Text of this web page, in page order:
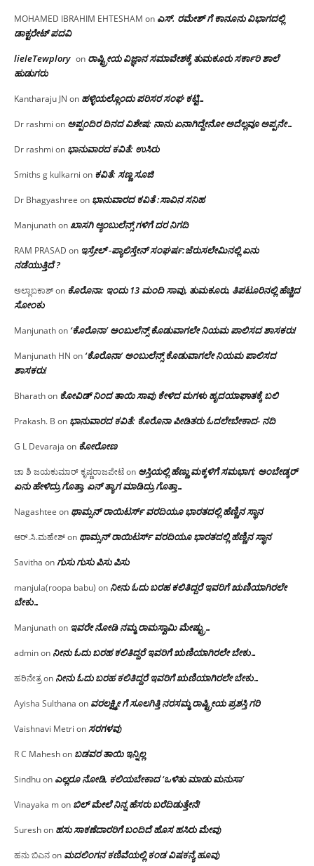
MOHAMED IBRAHIM EHTESHAM on ಎಸ್. ರಮೇಶ್ ಗೆ ಕಾನೂನು ವಿಭಾಗದಲ್ಲಿ
ಡಾಕ್ಟರೇಟ್ ಪದವಿ
lieleTewplory on ರಾಷ್ಟ್ರೀಯ ವಿಜ್ಞಾನ ಸಮಾವೇಶಕ್ಕೆ‌ ತುಮಕೂರು ಸರ್ಕಾರಿ ಶಾಲೆ
ಹುಡುಗರು
Kantharaju JN on ಹಳ್ಳಿಯಲ್ಲೊಂದು ಪರಿಸರ ಸಂಘ ಕಟ್ಟಿ…
Dr rashmi on ಅಪ್ಪಂದಿರ ದಿನದ ವಿಶೇಷ: ನಾನು ಏನಾಗಿದ್ದೇನೋ‌ ಅದೆಲ್ಲವೂ ಅಪ್ಪನೇ…
Dr rashmi on ಭಾನುವಾರದ ಕವಿತೆ: ಉಸಿರು
Smiths g kulkarni on ಕವಿತೆ: ಸಣ್ಣ ಸೂಜಿ
Dr Bhagyashree on ಭಾನುವಾರದ ಕವಿತೆ :ಸಾವಿನ ಸನಿಹ
Manjunathonಖಾಸಗಿ ಆ್ಯಂಬುಲೆನ್ಸ್ ಗಳಿಗೆ ದರ ನಿಗದಿ
RAM PRASAD on ಇಸ್ರೇಲ್ -ಪ್ಯಾಲಿಸ್ತೇನ್ ಸಂಘರ್ಷ:ಜೆರುಸಲೇಮಿನಲ್ಲಿ ಏನು
ನಡೆಯುತ್ತಿದೆ ?
ಅಲ್ಲಾಬಕಾಶ್on ಕೊರೊನಾ: ಇಂದು 13 ಮಂದಿ ಸಾವು, ತುಮಕೂರು, ತಿಪಟೂರಿನಲ್ಲಿ ಹೆಚ್ಚಿದ
ಸೋಂಕು
Manjunathon ‘ಕೊರೊನಾ’ ಅಂಬುಲೆನ್ಸ್ ಕೊಡುವಾಗಲೇ ನಿಯಮ ಪಾಲಿಸದ ಶಾಸಕರು!
Manjunath HN on ‘ಕೊರೊನಾ’ ಅಂಬುಲೆನ್ಸ್ ಕೊಡುವಾಗಲೇ ನಿಯಮ ಪಾಲಿಸದ
ಶಾಸಕರು!
Bharathon ಕೋವಿಡ್ ನಿಂದ ತಾಯಿ ಸಾವು ಕೇಳಿದ ಮಗಳು ಹೃದಯಾಘಾತಕ್ಕೆ ಬಲಿ
Prakash. B on ಭಾನುವಾರದ ಕವಿತೆ: ಕೊರೊನಾ ಪೀಡಿತರು ಓದಲೇಬೇಕಾದ- ನದಿ
G L Devaraja on ಕೋರೋಣ
ಚಾ ಶಿ ಜಯಕುಮಾರ್ ಕೃಷ್ಣರಾಜಪೇಟೆon ಆಸ್ತಿಯಲ್ಲಿ ಹೆಣ್ಣು ಮಕ್ಕಳಿಗೆ ಸಮಭಾಗ; ಅಂಬೇಡ್ಕರ್
ಏನು ಹೇಳಿದ್ರು ಗೊತ್ತಾ, ಏನ್ ತ್ಯಾಗ ಮಾಡಿದ್ರು ಗೊತ್ತಾ…
Nagashtee on ಥಾಮ್ಸನ್ ರಾಯಿಟರ್ಸ್ ವರದಿಯೂ ಭಾರತದಲ್ಲಿ ಹೆಣ್ಣಿನ ಸ್ಥಾನ‌
ಆರ್.ಸಿ.ಮಹೇಶ್on ಥಾಮ್ಸನ್ ರಾಯಿಟರ್ಸ್ ವರದಿಯೂ ಭಾರತದಲ್ಲಿ ಹೆಣ್ಣಿನ ಸ್ಥಾನ‌
Savitha onಗುಸು ಗುಸು ಪಿಸು ಪಿಸು
manjula(roopa babu) on ನೀನು ಓದು ಬರಹ ಕಲಿತಿದ್ದರೆ ಇವರಿಗೆ ಋಣಿಯಾಗಿರಲೇ
ಬೇಕು…
Manjunathon ಇವರೇ‌ ನೋಡಿ‌ ನಮ್ಮ‌ ರಾಮಸ್ವಾಮಿ ಮೇಷ್ಟ್ರು…
adminon ನೀನು ಓದು ಬರಹ ಕಲಿತಿದ್ದರೆ ಇವರಿಗೆ ಋಣಿಯಾಗಿರಲೇ ಬೇಕು…
ಹರಿನೇತ್ರon ನೀನು ಓದು ಬರಹ ಕಲಿತಿದ್ದರೆ ಇವರಿಗೆ ಋಣಿಯಾಗಿರಲೇ ಬೇಕು…
Ayisha Sulthana on ವರಲಕ್ಷ್ಮೀ ಗೆ ಸೂಲಗಿತ್ತಿ ನರಸಮ್ಮ‌ ರಾಷ್ಟ್ರೀಯ ಪ್ರಶಸ್ತಿ ಗರಿ
Vaishnavi Metri onಸರಗಳವು
R C Maheshon ಬಡವರ ತಾಯಿ ಇನ್ನಿಲ್ಲ
Sindhuon ಎಲ್ಲರೂ ನೋಡಿ, ಕಲಿಯಬೇಕಾದ ‘ಒಳಿತು ಮಾಡು ಮನುಸಾ’
Vinayaka mon ಬಿಲ್ ಮೇಲೆ ನಿನ್ನ ಹೆಸರು ಬರೆದಿಡುತ್ತೇನೆ!
Sureshon ಹಸು ಸಾಕಣೆದಾರರಿಗೆ ಬಂದಿದೆ ಹೊಸ ಹಸಿರು ಮೇವು
ಹನು ಬಿಎನon ಮದಲಿಂಗನ ಕಣಿವೆಯಲ್ಲಿ ಕಂಡ ವಿಷಕನ್ಯೆ ಹೂವು